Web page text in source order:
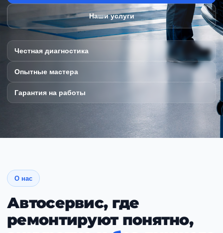
Наши услуги
Честная диагностика
Опытные мастера
Гарантия на работы
О нас
Автосервис, где
ремонтируют понятно,